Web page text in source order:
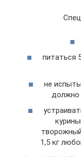
питаться
не
должно
1,5 кг